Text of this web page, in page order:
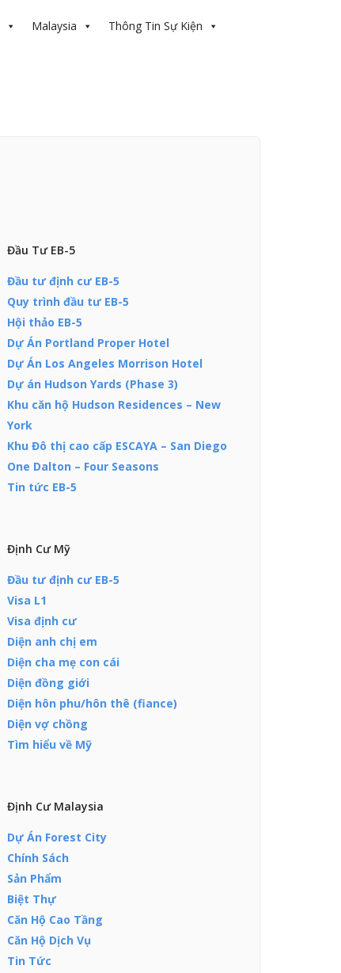
Malaysia Thông Tin Sự Kiện
Đầu Tư EB-5
Đầu tư định cư EB-5
Quy trình đầu tư EB-5
Hội thảo EB-5
Dự Án Portland Proper Hotel
Dự Án Los Angeles Morrison Hotel
Dự án Hudson Yards (Phase 3)
Khu căn hộ Hudson Residences – New
York
Khu Đô thị cao cấp ESCAYA – San Diego
One Dalton – Four Seasons
Tin tức EB-5
Định Cư Mỹ
Đầu tư định cư EB-5
Visa L1
Visa định cư
Diện anh chị em
Diện cha mẹ con cái
Diện đồng giới
Diện hôn phu/hôn thê (fiance)
Diện vợ chồng
Tìm hiểu về Mỹ
Định Cư Malaysia
Dự Án Forest City
Chính Sách
Sản Phẩm
Biệt Thự
Căn Hộ Cao Tầng
Căn Hộ Dịch Vụ
Tin Tức